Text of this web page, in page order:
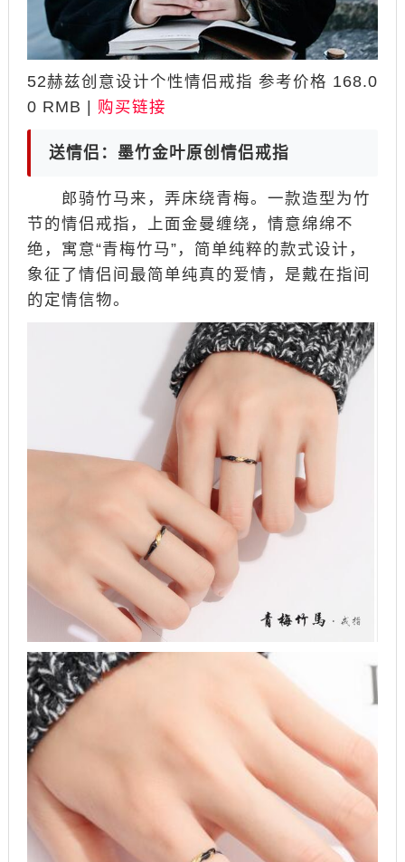
52赫兹创意设计个性情侣戒指 参考价格 168.0
0 RMB | 购买链接
送情侣：墨竹金叶原创情侣戒指
郎骑竹马来，弄床绕青梅。一款造型为竹
节的情侣戒指，上面金曼缠绕，情意绵绵不
绝，寓意“青梅竹马”，简单纯粹的款式设计，
象征了情侣间最简单纯真的爱情，是戴在指间
的定情信物。